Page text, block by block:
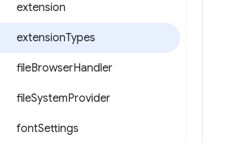
extension
extensionTypes
fileBrowserHandler
fileSystemProvider
fontSettings